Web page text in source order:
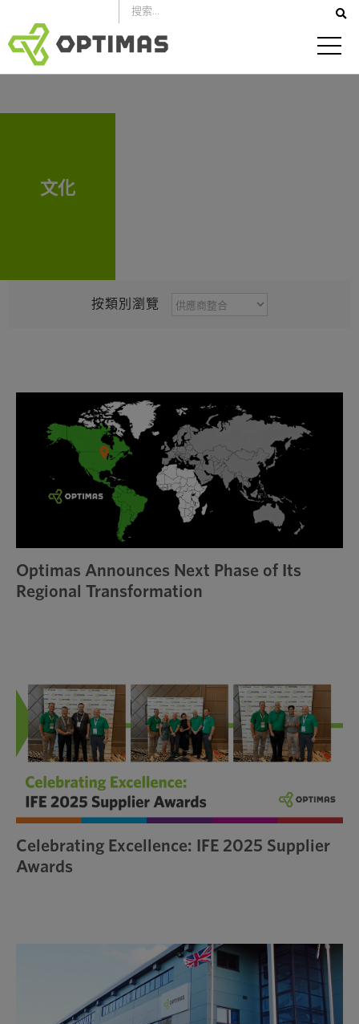
到
內
容
文化
按類別瀏覽
按
覽
Optimas Announces Next Phase of Its
Regional Transformation
Celebrating Excellence: IFE 2025 Supplier
Awards